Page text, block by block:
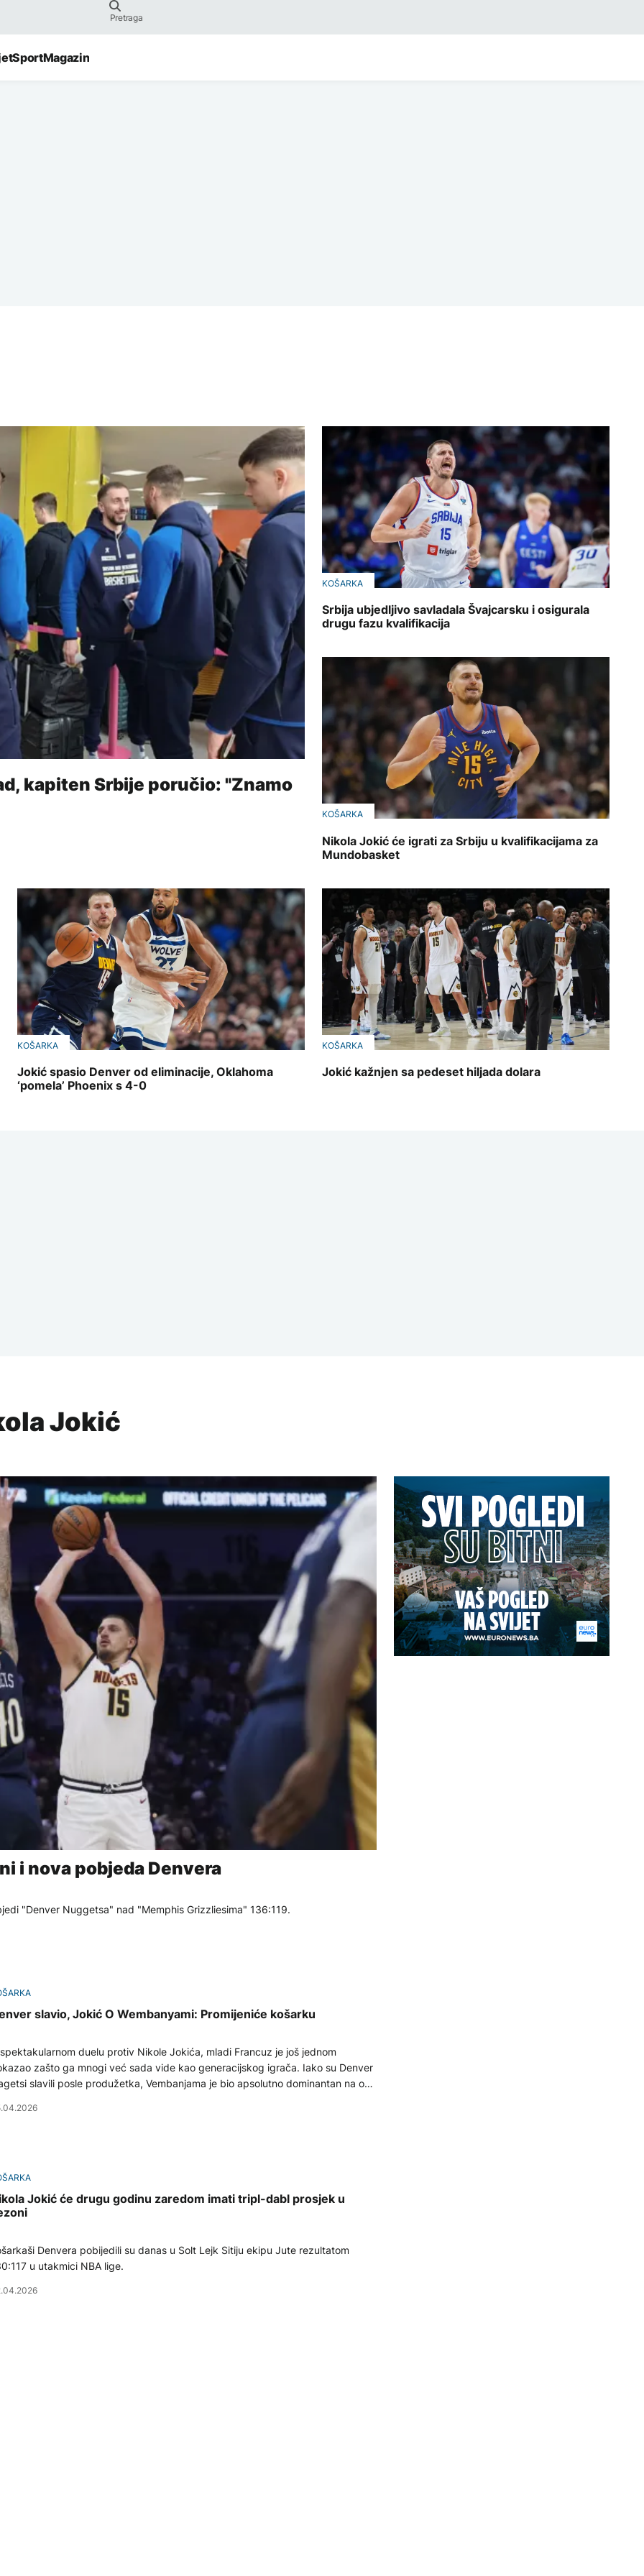
SportMagazin
kapiten Srbije poručio: "Znamo
KOŠARKA
Srbija ubjedljivo savladala Švajcarsku i osigurala
drugu fazu kvalifikacija
KOŠARKA
Nikola Jokić će igrati za Srbiju u kvalifikacijama za
Mundobasket
KOŠARKA
Jokić spasio Denver od eliminacije, Oklahoma
‘pomela’ Phoenix s 4-0
KOŠARKA
Jokić kažnjen sa pedeset hiljada dolara
Jokić
i nova pobjeda Denvera
"Denver Nuggetsa" nad "Memphis Grizzliesima" 136:119.
slavio, Jokić O Wembanyami: Promijeniće košarku
duelu protiv Nikole Jokića, mladi Francuz je još jednom
zašto ga mnogi već sada vide kao generacijskog igrača. Iako su Denver
slavili posle produžetka, Vembanjama je bio apsolutno dominantan na obe
Jokić će drugu godinu zaredom imati tripl-dabl prosjek u
Denvera pobijedili su danas u Solt Lejk Sitiju ekipu Jute rezultatom
u utakmici NBA lige.